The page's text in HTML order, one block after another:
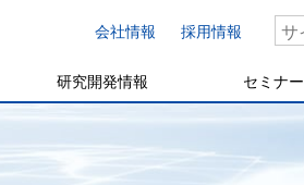
会社情報 採用情報
研究開発情報 セミナー